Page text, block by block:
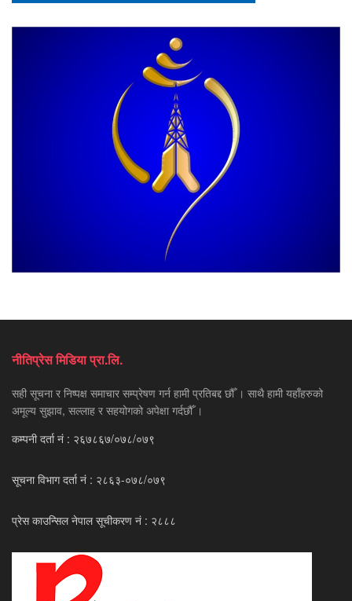
नीतिप्रेस मिडिया प्रा.लि.
सही सूचना र निष्पक्ष समाचार सम्प्रेषण गर्न हामी प्रतिबद्द छौँ । साथै हामी यहाँहरुको
अमूल्य सुझाव, सल्लाह र सहयोगको अपेक्षा गर्दछौँ ।
कम्पनी दर्ता नं : २६७८६७/०७८/०७९
सूचना विभाग दर्ता नं : २८६३-०७८/०७९
प्रेस काउन्सिल नेपाल सूचीकरण नं : २८८८